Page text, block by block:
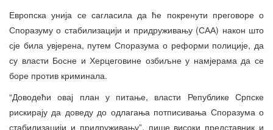
Европска унија се сагласила да ће покренути преговоре о
Споразуму о стабилизацији и придруживању (САА) након што
сје била увјерена, путем Споразума о реформи полиције, да
су власти Босне и Херцеговине озбиљне у намјерама да се
боре против криминала.
“Доводећи овај план у питање, власти Републике Српске
рискирају да доведу до одлагања потписивања Споразума о
стабилизацији и придруживању”, пише високи представник и